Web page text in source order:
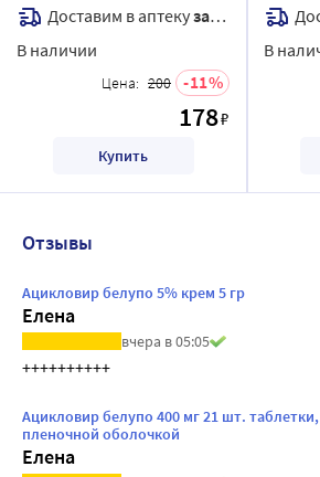
Доставим в аптекузавтра
В наличии
Цена: 200 11
178₽
Купить
В
Отзывы
Ацикловир белупо 5% крем 5 гр
Елена
вчера в 05:05
++++++++++
Ацикловир белупо 400 мг 21 шт.
пленочной оболочкой
Елена